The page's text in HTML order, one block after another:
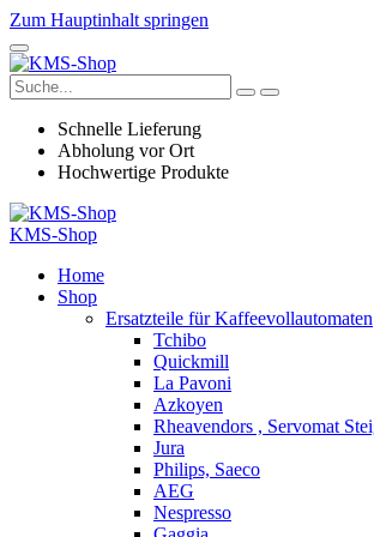
Zum Hauptinhalt springen
Schnelle Lieferung
Abholung vor Ort
Hochwertige Produkte
KMS-Shop
Home
Shop
Ersatzteile für Kaffeevollautomaten
Tchibo
Quickmill
La Pavoni
Azkoyen
Rheavendors , Servomat
Jura
Philips, Saeco
AEG
Nespresso